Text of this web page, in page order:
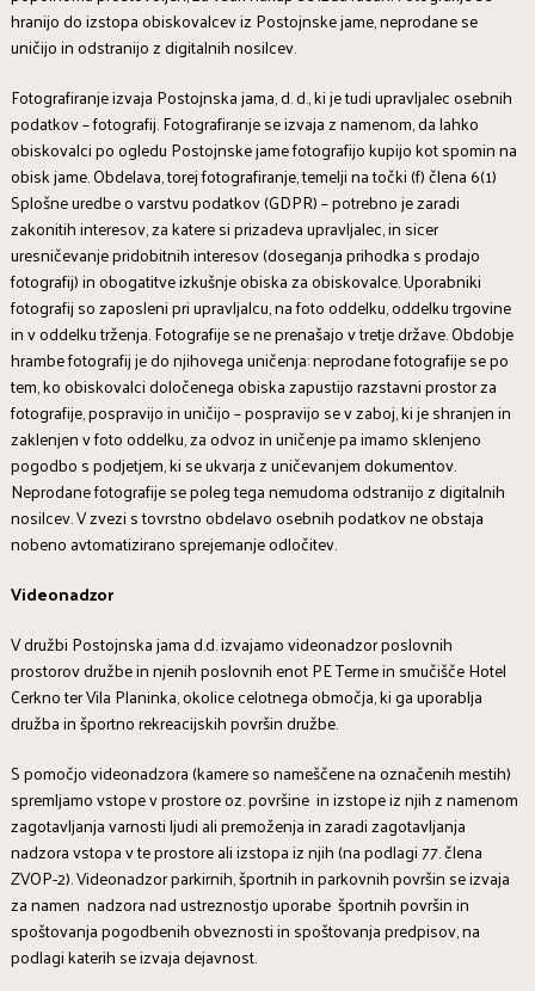
hranijo do izstopa obiskovalcev iz Postojnske jame, neprodane se
uničijo in odstranijo z digitalnih nosilcev.
Fotografiranje izvaja Postojnska jama, d. d., ki je tudi upravljalec osebnih
podatkov – fotografij. Fotografiranje se izvaja z namenom, da lahko
obiskovalci po ogledu Postojnske jame fotografijo kupijo kot spomin na
obisk jame. Obdelava, torej fotografiranje, temelji na točki (f) člena 6(1)
Splošne uredbe o varstvu podatkov (GDPR) – potrebno je zaradi
zakonitih interesov, za katere si prizadeva upravljalec, in sicer
uresničevanje pridobitnih interesov (doseganja prihodka s prodajo
fotografij) in obogatitve izkušnje obiska za obiskovalce. Uporabniki
fotografij so zaposleni pri upravljalcu, na foto oddelku, oddelku trgovine
in v oddelku trženja. Fotografije se ne prenašajo v tretje države. Obdobje
hrambe fotografij je do njihovega uničenja: neprodane fotografije se po
tem, ko obiskovalci določenega obiska zapustijo razstavni prostor za
fotografije, pospravijo in uničijo – pospravijo se v zaboj, ki je shranjen in
zaklenjen v foto oddelku, za odvoz in uničenje pa imamo sklenjeno
pogodbo s podjetjem, ki se ukvarja z uničevanjem dokumentov.
Neprodane fotografije se poleg tega nemudoma odstranijo z digitalnih
nosilcev. V zvezi s tovrstno obdelavo osebnih podatkov ne obstaja
nobeno avtomatizirano sprejemanje odločitev.
Videonadzor
V družbi Postojnska jama d.d. izvajamo videonadzor poslovnih
prostorov družbe in njenih poslovnih enot PE Terme in smučišče Hotel
Cerkno ter Vila Planinka, okolice celotnega območja, ki ga uporablja
družba in športno rekreacijskih površin družbe.
S pomočjo videonadzora (kamere so nameščene na označenih mestih)
spremljamo vstope v prostore oz. površine in izstope iz njih z namenom
zagotavljanja varnosti ljudi ali premoženja in zaradi zagotavljanja
nadzora vstopa v te prostore ali izstopa iz njih (na podlagi 77. člena
ZVOP-2). Videonadzor parkirnih, športnih in parkovnih površin se izvaja
za namen nadzora nad ustreznostjo uporabe športnih površin in
spoštovanja pogodbenih obveznosti in spoštovanja predpisov, na
podlagi katerih se izvaja dejavnost.